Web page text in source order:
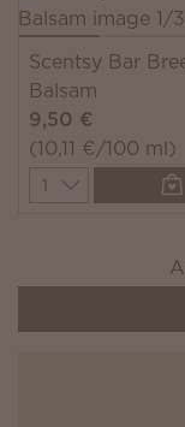
Scentsy Bar
Balsam
9,50 €
(10,11 €/100 ml)
Quantity